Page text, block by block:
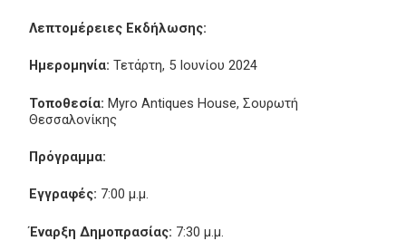
Λεπτομέρειες Εκδήλωσης:
Ημερομηνία: Τετάρτη, 5 Ιουνίου 2024
Τοποθεσία: Myro Antiques House, Σουρωτή
Θεσσαλονίκης
Πρόγραμμα:
Εγγραφές: 7:00 μ.μ.
Έναρξη Δημοπρασίας: 7:30 μ.μ.